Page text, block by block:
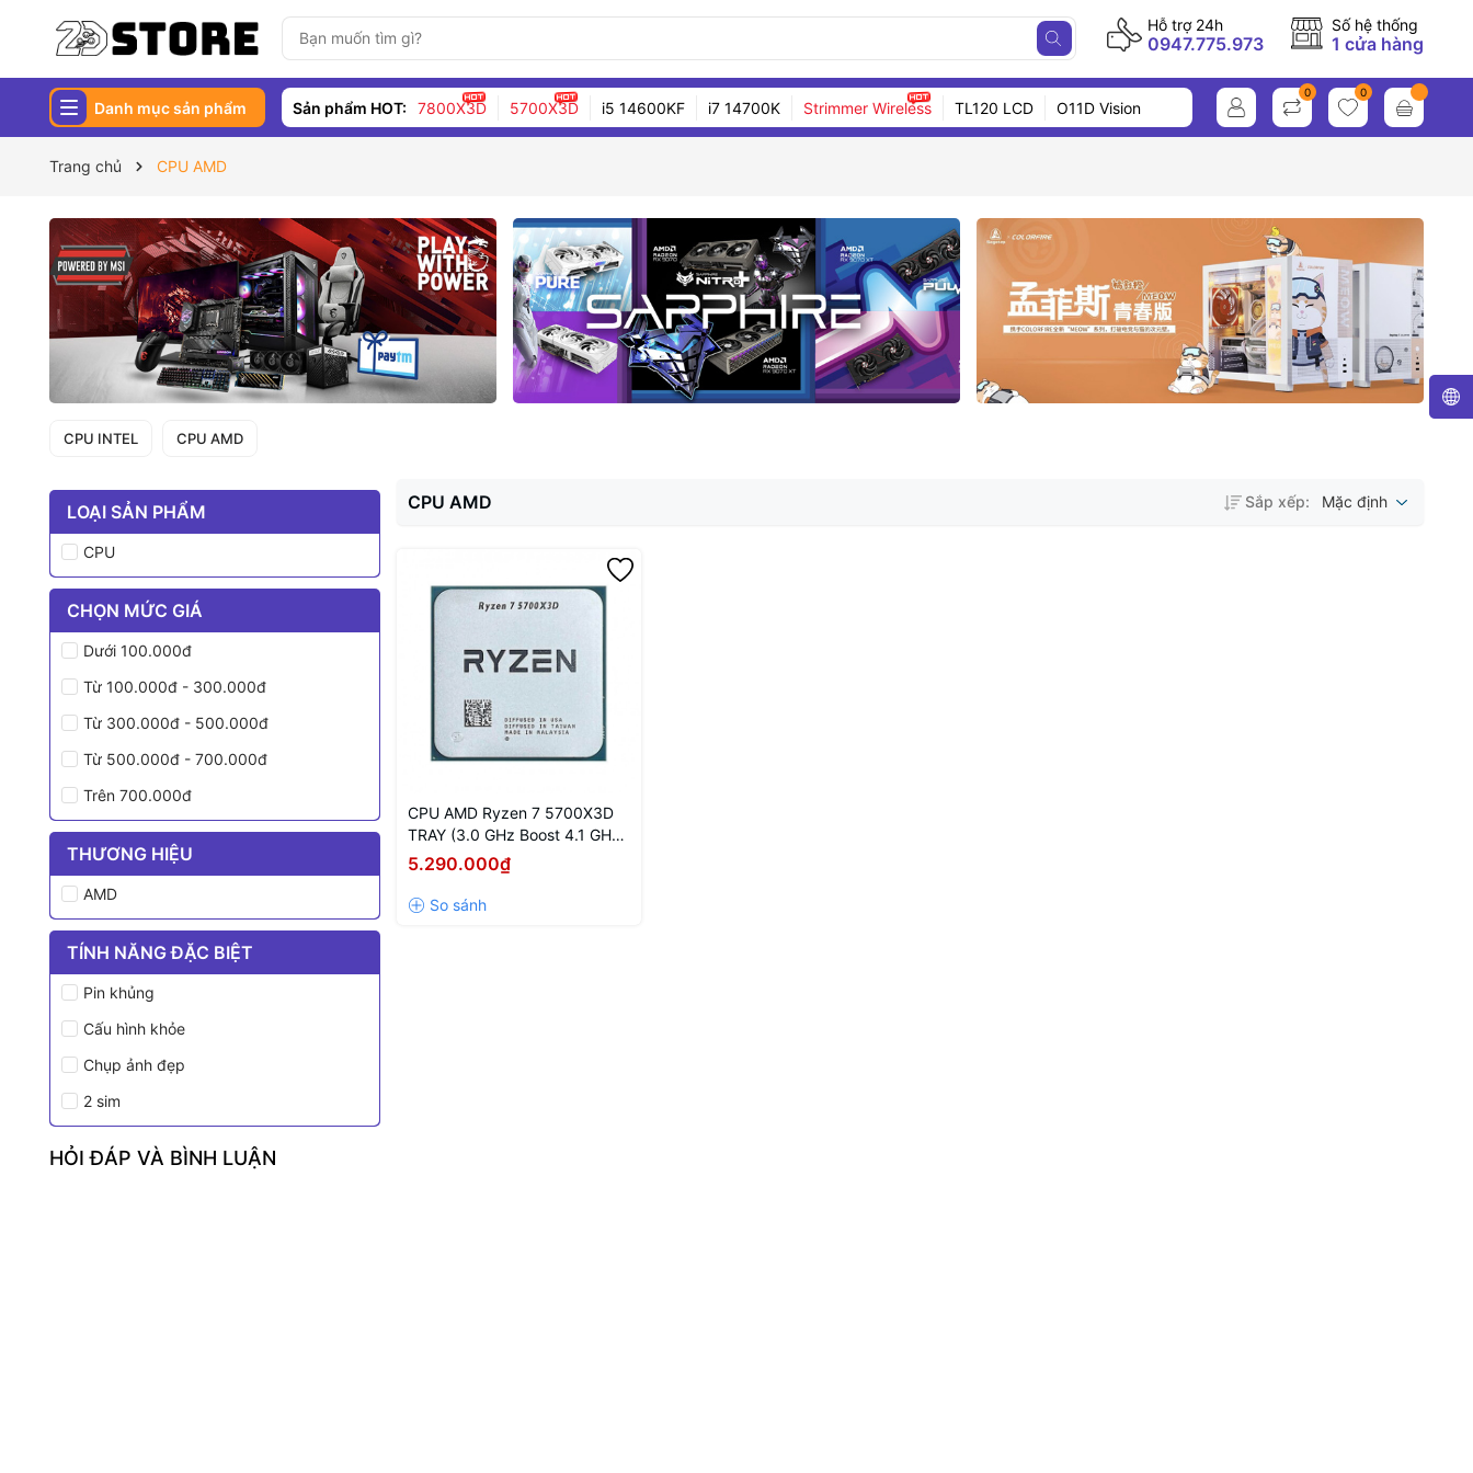
Hỗ trợ 24h
0947.775.973
Số hệ thống
1 cửa hàng
Danh mục sản phẩm Sản phẩm HOT: 7800X3D 5700X3D i5 14600KF i7 14700K Strimmer Wireless TL120 LCD O11D Vision
0 0
Trang chủ CPU AMD
CPU INTEL CPU AMD
LOẠI SẢN PHẨM
CPU
CHỌN MỨC GIÁ
Dưới 100.000đ
Từ 100.000đ - 300.000đ
Từ 300.000đ - 500.000đ
Từ 500.000đ - 700.000đ
Trên 700.000đ
THƯƠNG HIỆU
AMD
TÍNH NĂNG ĐẶC BIỆT
Pin khủng
Cấu hình khỏe
Chụp ảnh đẹp
2 sim
CPU AMD Sắp xếp: Mặc định
CPU AMD Ryzen 7 5700X3D
TRAY (3.0 GHz Boost 4.1 GHz
| 8 Cores / 16 Threads | 96
5.290.000₫
HỎI ĐÁP VÀ BÌNH LUẬN